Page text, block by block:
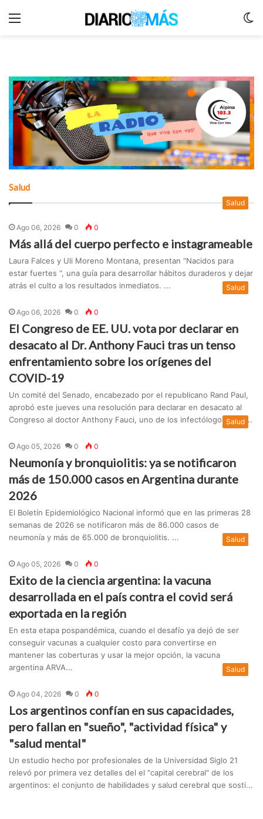
Salud
Salud
Ago 06, 2026 0 0
Más allá del cuerpo perfecto e instagrameable
Laura Falces y Uli Moreno Montana, presentan “Nacidos para
estar fuertes “, una guía para desarrollar hábitos duraderos y dejar
atrás el culto a los resultados inmediatos. ...
Salud
Ago 06, 2026 0 0
El Congreso de EE. UU. vota por declarar en
desacato al Dr. Anthony Fauci tras un tenso
enfrentamiento sobre los orígenes del
COVID-19
Un comité del Senado, encabezado por el republicano Rand Paul,
aprobó este jueves una resolución para declarar en desacato al
Congreso al doctor Anthony Fauci, uno de los infectólogos más ...
Salud
Ago 05, 2026 0 0
Neumonía y bronquiolitis: ya se notificaron
más de 150.000 casos en Argentina durante
2026
El Boletín Epidemiológico Nacional informó que en las primeras 28
semanas de 2026 se notificaron más de 86.000 casos de
neumonía y más de 65.000 de bronquiolitis. ...
Salud
Ago 05, 2026 0 0
Exito de la ciencia argentina: la vacuna
desarrollada en el país contra el covid será
exportada en la región
En esta etapa pospandémica, cuando el desafío ya dejó de ser
conseguir vacunas a cualquier costo para convertirse en
mantener las coberturas y usar la mejor opción, la vacuna
argentina ARVA...
Salud
Ago 04, 2026 0 0
Los argentinos confían en sus capacidades,
pero fallan en "sueño", "actividad física" y
"salud mental"
Un estudio hecho por profesionales de la Universidad Siglo 21
relevó por primera vez detalles del el "capital cerebral" de los
argentinos: el conjunto de habilidades y salud cerebral que sosti...